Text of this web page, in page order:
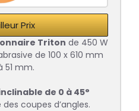
Prix
Triton de 450 W
de 100 x 610 mm
51 mm.
de 0 à 45°
coupes d’angles.